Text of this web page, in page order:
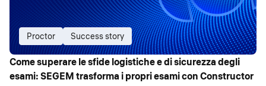
Proctor Success story
Come superare le sfide logistiche e di sicurezza degli
esami: SEGEM trasforma i propri esami con Constructor